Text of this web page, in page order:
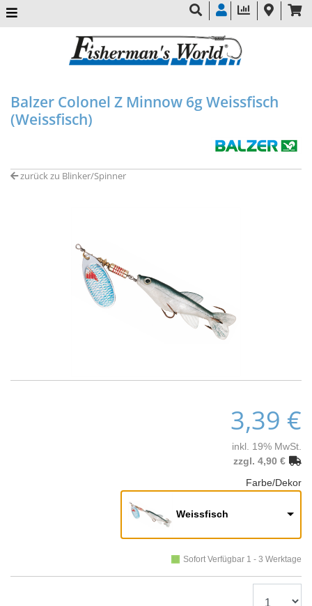
Balzer Colonel Z Minnow 6g Weissfisch
(Weissfisch)
zurück zu Blinker/Spinner
3,39 €
inkl. 19% MwSt.
zzgl. 4,90 €
Farbe/Dekor
Weissfisch
Sofort Verfügbar 1 - 3 Werktage